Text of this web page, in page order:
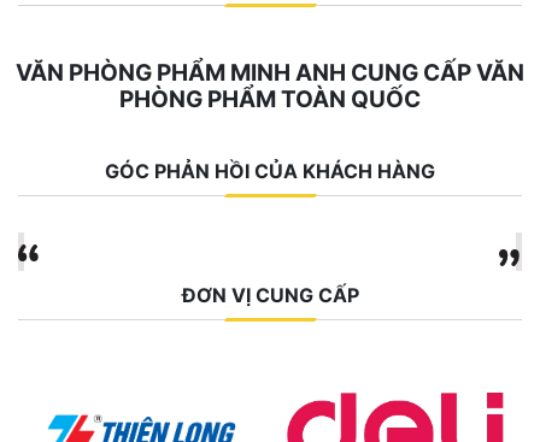
VĂN PHÒNG PHẨM MINH ANH CUNG CẤP VĂN
PHÒNG PHẨM TOÀN QUỐC
GÓC PHẢN HỒI CỦA KHÁCH HÀNG
ĐƠN VỊ CUNG CẤP